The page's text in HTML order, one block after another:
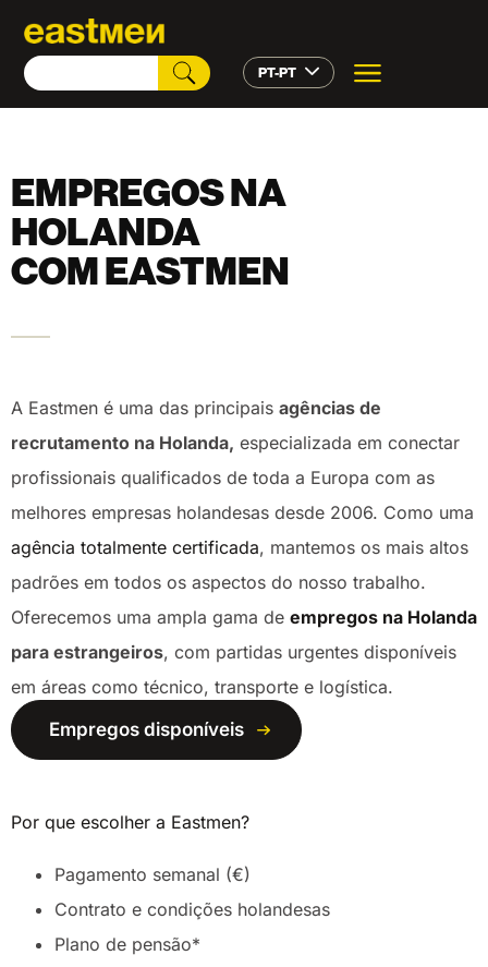
PT-PT
EMPREGOS NA
HOLANDA
COM EASTMEN
A Eastmen é uma das principais agências de
recrutamento na Holanda, especializada em conectar
profissionais qualificados de toda a Europa com as
melhores empresas holandesas desde 2006. Como uma
agência totalmente certificada, mantemos os mais altos
padrões em todos os aspectos do nosso trabalho.
Oferecemos uma ampla gama de empregos na Holanda
para estrangeiros, com partidas urgentes disponíveis
em áreas como técnico, transporte e logística.
Empregos disponíveis
Por que escolher a Eastmen?
Pagamento semanal (€)
Contrato e condições holandesas
Plano de pensão*